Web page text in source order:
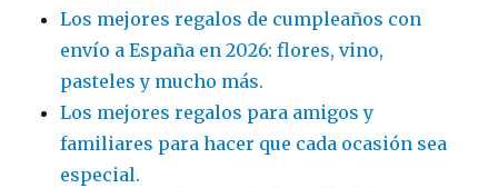
Los mejores regalos de cumpleaños con
envío a España en 2026: flores, vino,
pasteles y mucho más.
Los mejores regalos para amigos y
familiares para hacer que cada ocasión sea
especial.